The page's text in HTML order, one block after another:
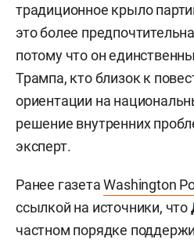
традиционное крыло
это более
потому что он
Трампа, кто близок к
ориентации на
решение внутренних
эксперт.
Ранее газетаWashington
ссылкой на источники, что
частном порядке